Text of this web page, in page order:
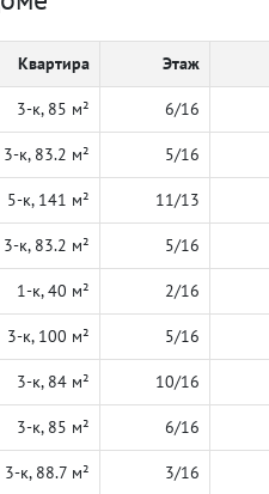
Квартира Этаж
3-к, 85 м² 6/16
3-к, 83.2 м² 5/16
5-к, 141 м² 11/13
3-к, 83.2 м² 5/16
1-к, 40 м² 2/16
3-к, 100 м² 5/16
3-к, 84 м² 10/16
3-к, 85 м² 6/16
3-к, 88.7 м² 3/16